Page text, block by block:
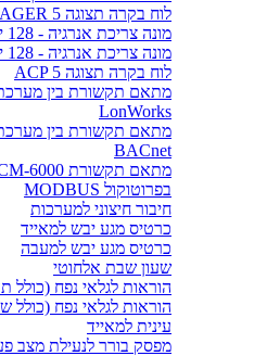
לוח בקרה תצוגה AC MANAGER 5 בתוספת תוכנת ניהול
מונה צריכת אנרגיה - 128 יח' קצה
מונה צריכת אנרגיה - 128 יח' קצה
לוח בקרה תצוגה ACP 5
LonWorks
BACnet
בפרוטוקול MODBUS
חיבור חיצוני למערכות
כרטיס מגע יבש למאייד
כרטיס מגע יבש למעבה
שעון שבת אלחוטי
הוראות לגלאי נפח (כולל
הוראות לגלאי נפח (כולל
עינית למאייד
מפסק בורר לנעילת מצב